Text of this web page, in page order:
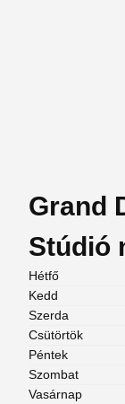
Grand
Stúdió
Hétfő
Kedd
Szerda
Csütörtök
Péntek
Szombat
Vasárnap